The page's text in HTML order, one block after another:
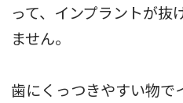
って、インプラントが抜
ません。
歯にくっつきやすい物で